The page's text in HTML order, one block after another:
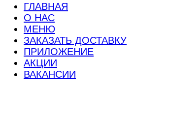
ГЛАВНАЯ
О НАС
МЕНЮ
ЗАКАЗАТЬ ДОСТАВКУ
ПРИЛОЖЕНИЕ
АКЦИИ
ВАКАНСИИ